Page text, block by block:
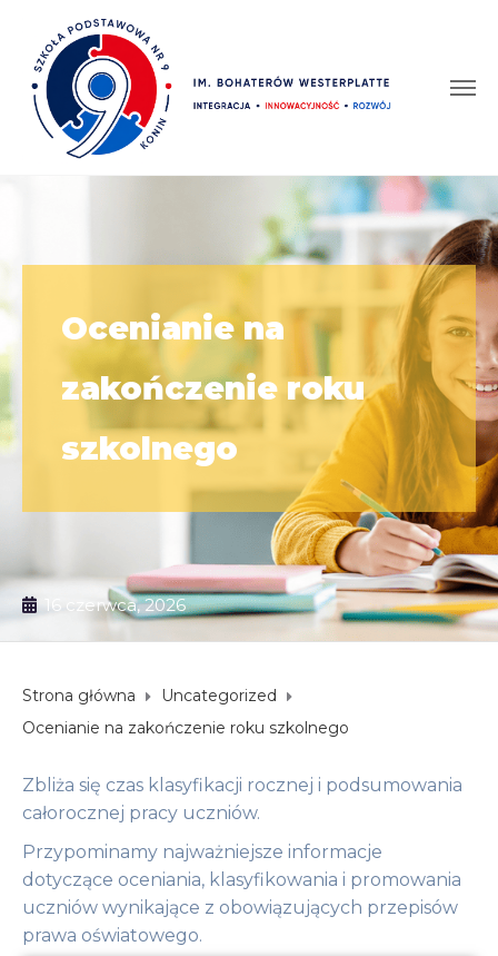
Ocenianie na
zakończenie roku
szkolnego
16 czerwca, 2026
Strona główna
Uncategorized
Ocenianie na zakończenie roku szkolnego
Zbliża się czas klasyfikacji rocznej i podsumowania
całorocznej pracy uczniów.
Przypominamy najważniejsze informacje
dotyczące oceniania, klasyfikowania i promowania
uczniów wynikające z obowiązujących przepisów
prawa oświatowego.